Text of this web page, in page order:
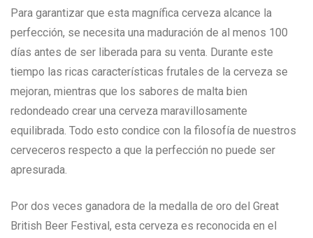
Para garantizar que esta magnífica cerveza alcance la
perfección, se necesita una maduración de al menos 100
días antes de ser liberada para su venta. Durante este
tiempo las ricas características frutales de la cerveza se
mejoran, mientras que los sabores de malta bien
redondeado crear una cerveza maravillosamente
equilibrada. Todo esto condice con la filosofía de nuestros
cerveceros respecto a que la perfección no puede ser
apresurada.
Por dos veces ganadora de la medalla de oro del Great
British Beer Festival, esta cerveza es reconocida en el